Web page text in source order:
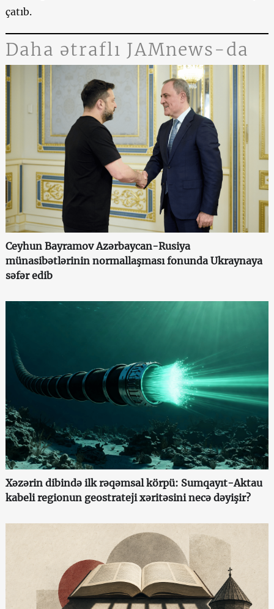
çatıb.
Daha ətraflı JAMnews-da
Ceyhun Bayramov Azərbaycan-Rusiya
münasibətlərinin normallaşması fonunda Ukraynaya
səfər edib
Xəzərin dibində ilk rəqəmsal körpü: Sumqayıt-Aktau
kabeli regionun geostrateji xəritəsini necə dəyişir?